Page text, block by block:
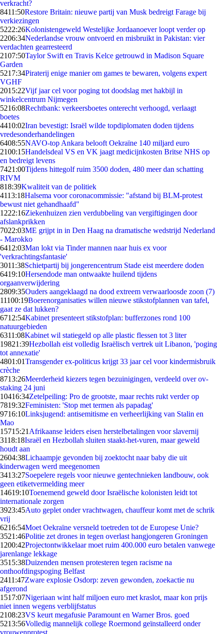
verkracht?
8411:50Restore Britain: nieuwe partij van Musk bedreigt Farage bij
verkiezingen
5222:26Kolonistengeweld Westelijke Jordaanoever loopt verder op
2206:34Nederlandse vrouw ontvoerd en misbruikt in Pakistan: vier
verdachten gearresteerd
2107:50Taylor Swift en Travis Kelce getrouwd in Madison Square
Garden
5217:34Piraterij enige manier om games te bewaren, volgens expert
VGHF
2015:22Vijf jaar cel voor poging tot doodslag met hakbijl in
winkelcentrum Nijmegen
5216:08Rechtbank: verkeersboetes onterecht verhoogd, verlaagt
boetes
4410:02Iran bevestigt: Israël wilde topdiplomaten doden tijdens
vredesonderhandelingen
6408:55NAVO-top Ankara belooft Oekraïne 140 miljard euro
2100:15Handelsdeal VS en VK jaagt medicijnkosten Britse NHS op
en bedreigt levens
7421:00Tijdens hittegolf ruim 3500 doden, 480 meer dan schatting
RIVM
818:39Kwaliteit van de politiek
4113:18Halsema voor coronacommissie: "afstand bij BLM-protest
bewust niet gehandhaafd"
1222:16Ziekenhuizen zien verdubbeling van vergiftigingen door
afslankprikken
7022:03ME grijpt in in Den Haag na dramatische wedstrijd Nederland
- Marokko
6412:03Man lokt via Tinder mannen naar huis ex voor
'verkrachtingsfantasie'
3011:38Schietpartij bij jongerencentrum Stade eist meerdere doden
6419:10Hersendode man ontwaakte huilend tijdens
orgaanverwijdering
2809:35Ouders aangeklaagd na dood extreem verwaarloosde zoon (7)
11100:19Boerenorganisaties willen nieuwe stikstofplannen van tafel,
gaat ze dat lukken?
6712:54Kabinet presenteert stikstofplan: bufferzones rond 100
natuurgebieden
6311:08Kabinet wil statiegeld op alle plastic flessen tot 3 liter
19821:39Hezbollah eist volledig Israëlisch vertrek uit Libanon, 'poging
tot annexatie'
4801:01Transgender ex-politicus krijgt 33 jaar cel voor kindermisbruik
crèche
8713:26Meerderheid kiezers tegen bezuinigingen, verdeeld over ov-
staking 24 juni
10416:34Zetelpeiling: Pro de grootste, maar rechts rukt verder op
7819:32Feministen: 'Stop met termen als papadag'
9716:10Linksjugend: antisemitisme en verheerlijking van Stalin en
Mao
15715:21 Afrikaanse leiders eisen herstelbetalingen voor slavernij
3118:18Israël en Hezbollah sluiten staakt-het-vuren, maar geweld
houdt aan
2604:38Lichaampje gevonden bij zoektocht naar baby die uit
kinderwagen werd meegenomen
3413:27Soepelere regels voor nieuwe gentechnieken landbouw, ook
geen etiketvermelding meer
14619:10Toenemend geweld door Israëlische kolonisten leidt tot
internationale zorgen
3923:45Auto geplet onder vrachtwagen, chauffeur komt met de schrik
vrij
6216:54Moet Oekraïne versneld toetreden tot de Europese Unie?
3521:46Politie zet drones in tegen overlast hangjongeren Groningen
1200:42Projectontwikkelaar moet ruim 400.000 euro betalen vanwege
jarenlange lekkage
3515:38Duizenden mensen protesteren tegen racisme na
onthoofdingspoging Belfast
2411:47Zware explosie Osdorp: zeven gewonden, zoekactie nu
afgerond
1517:07Nigeriaan wint half miljoen euro met kraslot, maar kon prijs
niet innen wegens verblijfstatus
2108:23VS keurt megafusie Paramount en Warner Bros. goed
5213:56Volledig mannelijk college Roermond geïnstalleerd onder
vrouwenprotest